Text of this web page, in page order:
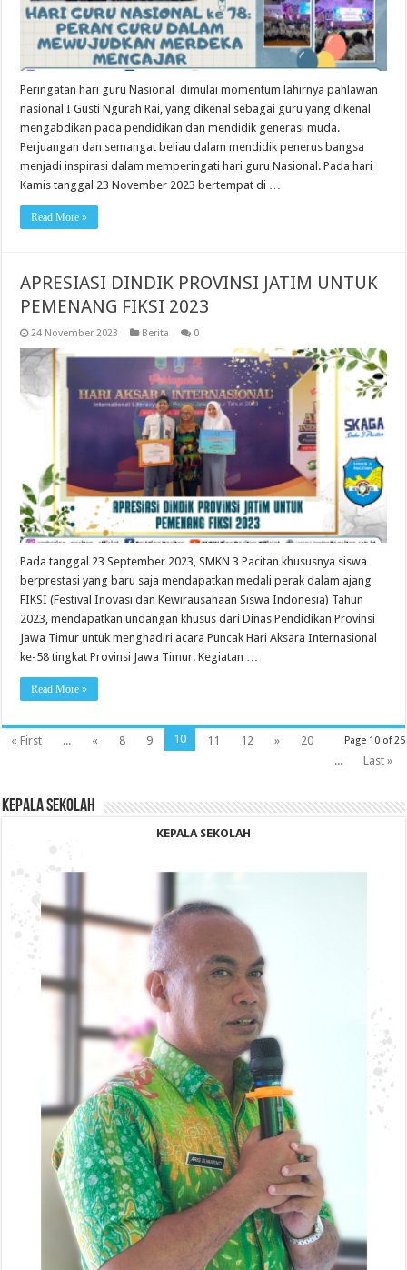
Peringatan hari guru Nasional dimulai momentum lahirnya pahlawan
nasional I Gusti Ngurah Rai, yang dikenal sebagai guru yang dikenal
mengabdikan pada pendidikan dan mendidik generasi muda.
Perjuangan dan semangat beliau dalam mendidik penerus bangsa
menjadi inspirasi dalam memperingati hari guru Nasional. Pada hari
Kamis tanggal 23 November 2023 bertempat di …
Read More »
APRESIASI DINDIK PROVINSI JATIM UNTUK
PEMENANG FIKSI 2023
24 November 2023 Berita 0
Pada tanggal 23 September 2023, SMKN 3 Pacitan khususnya siswa
berprestasi yang baru saja mendapatkan medali perak dalam ajang
FIKSI (Festival Inovasi dan Kewirausahaan Siswa Indonesia) Tahun
2023, mendapatkan undangan khusus dari Dinas Pendidikan Provinsi
Jawa Timur untuk menghadiri acara Puncak Hari Aksara Internasional
ke-58 tingkat Provinsi Jawa Timur. Kegiatan …
Read More »
Page 10 of 25
« First ... « 8 9 10 11 12 »
20
...
Last »
KEPALA SEKOLAH
KEPALA SEKOLAH